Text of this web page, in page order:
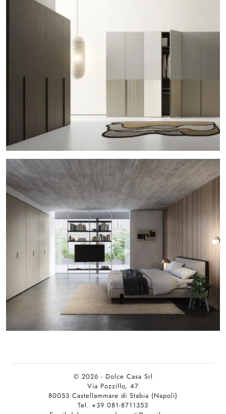
© 2026 - Dolce Casa Srl
Via Pozzillo, 47
80053 Castellammare di Stabia (Napoli)
Tel. +39 081-8711353